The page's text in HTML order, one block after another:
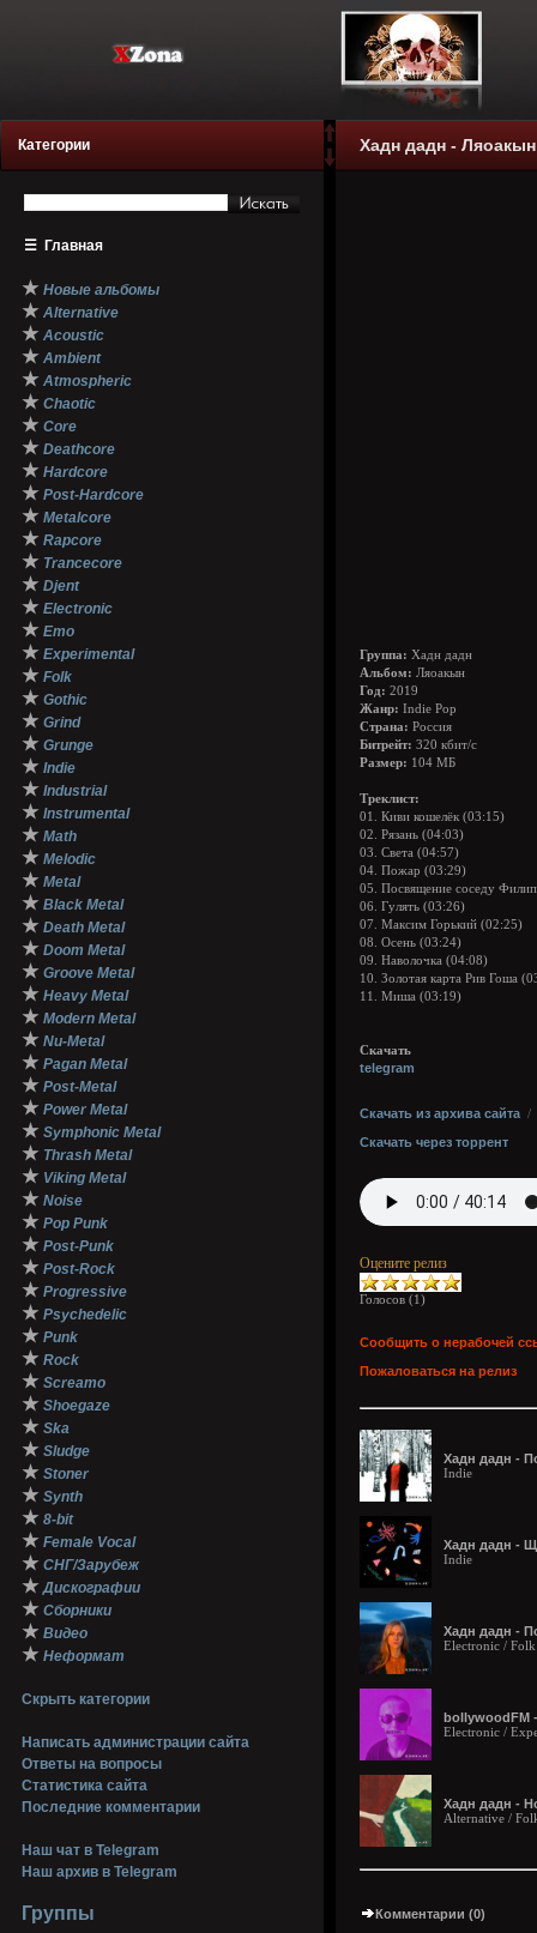
Категории
☰ Главная
★ Новые альбомы
★ Alternative
★ Acoustic
★ Ambient
★ Atmospheric
★ Chaotic
★ Core
★ Deathcore
★ Hardcore
★ Post-Hardcore
★ Metalcore
★ Rapcore
★ Trancecore
★ Djent
★ Electronic
★ Emo
★ Experimental
★ Folk
★ Gothic
★ Grind
★ Grunge
★ Indie
★ Industrial
★ Instrumental
★ Math
★ Melodic
★ Metal
★ Black Metal
★ Death Metal
★ Doom Metal
★ Groove Metal
★ Heavy Metal
★ Modern Metal
★ Nu-Metal
★ Pagan Metal
★ Post-Metal
★ Power Metal
★ Symphonic Metal
★ Thrash Metal
★ Viking Metal
★ Noise
★ Pop Punk
★ Post-Punk
★ Post-Rock
★ Progressive
★ Psychedelic
★ Punk
★ Rock
★ Screamo
★ Shoegaze
★ Ska
★ Sludge
★ Stoner
★ Synth
★ 8-bit
★ Female Vocal
★ СНГ/Зарубеж
★ Дискографии
★ Сборники
★ Видео
★ Неформат
Скрыть категории
Написать администрации сайта
Ответы на вопросы
Статистика сайта
Последние комментарии
Наш чат в Telegram
Наш архив в Telegram
Группы
Хадн дадн -
Группа: Хадн дадн
Альбом: Ляоакын
Год: 2019
Жанр: Indie Pop
Страна: Россия
Битрейт: 320 кбит/с
Размер: 104 МБ
Треклист:
01. Киви кошелёк (03:15)
02. Рязань (04:03)
03. Света (04:57)
04. Пожар (03:29)
05. Посвящение соседу
06. Гулять (03:26)
07. Максим Горький (02:25)
08. Осень (03:24)
09. Наволочка (04:08)
10. Золотая карта Рив Гоша
11. Миша (03:19)
Скачать
telegram
Скачать из архива сайта /
Скачать через торрент
Оцените релиз
Голосов (1)
Сообщить о нерабочей
Пожаловаться на релиз
Хадн дадн -
Indie
Хадн дадн -
Indie
Хадн дадн -
Electronic /
bollywoodFM
Electronic /
Хадн дадн -
Alternative /
Комментарии (0)